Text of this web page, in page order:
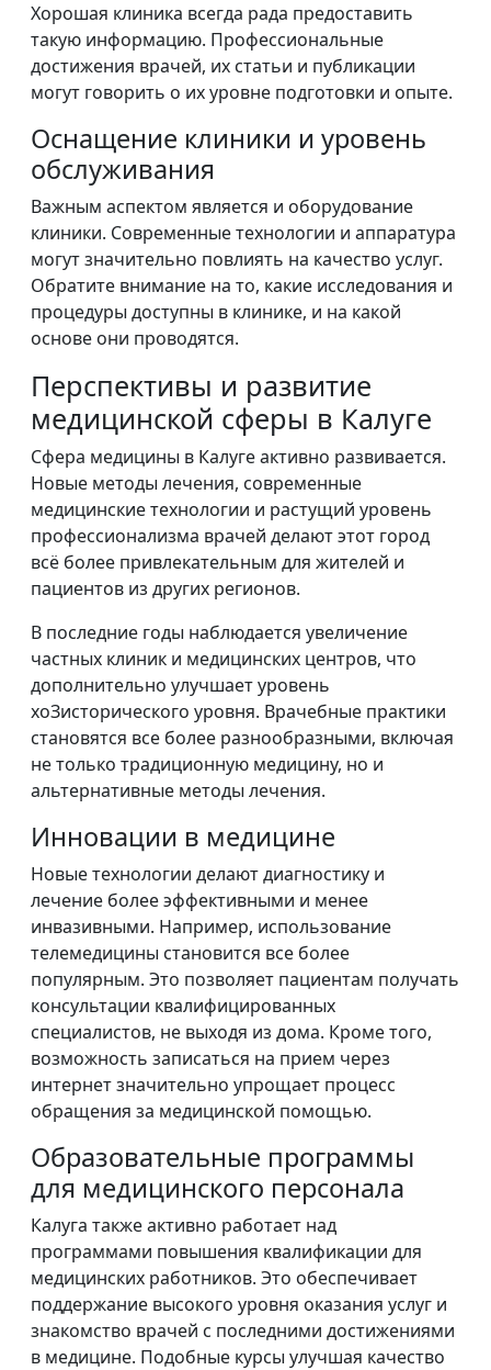
Хорошая клиника всегда рада предоставить
такую информацию. Профессиональные
достижения врачей, их статьи и публикации
могут говорить о их уровне подготовки и опыте.
Оснащение клиники и уровень
обслуживания
Важным аспектом является и оборудование
клиники. Современные технологии и аппаратура
могут значительно повлиять на качество услуг.
Обратите внимание на то, какие исследования и
процедуры доступны в клинике, и на какой
основе они проводятся.
Перспективы и развитие
медицинской сферы в Калуге
Сфера медицины в Калуге активно развивается.
Новые методы лечения, современные
медицинские технологии и растущий уровень
профессионализма врачей делают этот город
всё более привлекательным для жителей и
пациентов из других регионов.
В последние годы наблюдается увеличение
частных клиник и медицинских центров, что
дополнительно улучшает уровень
хоЗисторического уровня. Врачебные практики
становятся все более разнообразными, включая
не только традиционную медицину, но и
альтернативные методы лечения.
Инновации в медицине
Новые технологии делают диагностику и
лечение более эффективными и менее
инвазивными. Например, использование
телемедицины становится все более
популярным. Это позволяет пациентам получать
консультации квалифицированных
специалистов, не выходя из дома. Кроме того,
возможность записаться на прием через
интернет значительно упрощает процесс
обращения за медицинской помощью.
Образовательные программы
для медицинского персонала
Калуга также активно работает над
программами повышения квалификации для
медицинских работников. Это обеспечивает
поддержание высокого уровня оказания услуг и
знакомство врачей с последними достижениями
в медицине. Подобные курсы улучшая качество